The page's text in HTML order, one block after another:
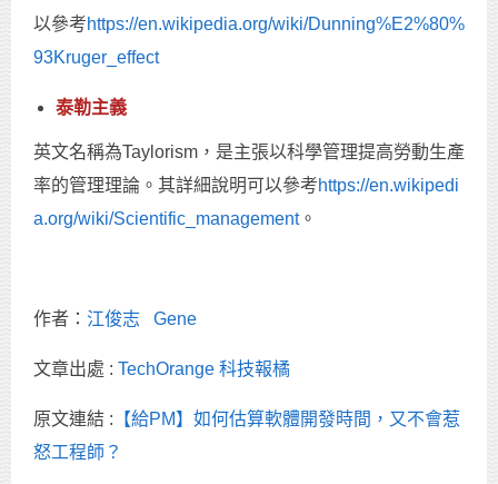
以參考https://en.wikipedia.org/wiki/Dunning%E2%80%
93Kruger_effect
泰勒主義
英文名稱為Taylorism，是主張以科學管理提高勞動生產
率的管理理論。其詳細說明可以參考https://en.wikipedi
a.org/wiki/Scientific_management。
作者： 江俊志 Gene
文章出處 : TechOrange 科技報橘
原文連結 : 【給PM】如何估算軟體開發時間，又不會惹
怒工程師？